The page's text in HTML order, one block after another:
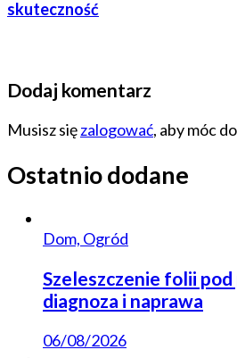
skuteczność
Dodaj komentarz
Musisz sięzalogować, aby móc
Ostatnio dodane
Dom, Ogród
Szeleszczenie folii pod
diagnoza i naprawa
06/08/2026